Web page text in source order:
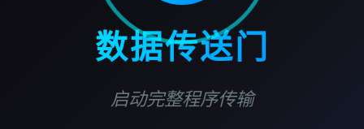
数据传送门
启动完整程序传输